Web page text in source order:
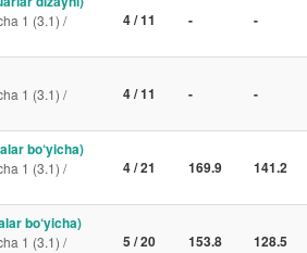
1 (3.1) /
4 / 11 - -
1 (3.1) /
4 / 11 - -
bo‘yicha)
1 (3.1) /
4 / 21 169.9 141.2
bo‘yicha)
1 (3.1) /
5 / 20 153.8 128.5